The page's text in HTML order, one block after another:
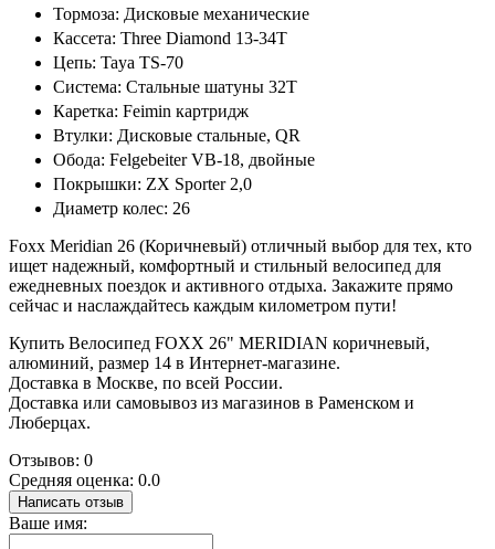
Тормоза: Дисковые механические
Кассета: Three Diamond 13-34T
Цепь: Taya TS-70
Система: Стальные шатуны 32T
Каретка: Feimin картридж
Втулки: Дисковые стальные, QR
Обода: Felgebeiter VB-18, двойные
Покрышки: ZX Sporter 2,0
Диаметр колес: 26
Foxx Meridian 26 (Коричневый) отличный выбор для тех, кто
ищет надежный, комфортный и стильный велосипед для
ежедневных поездок и активного отдыха. Закажите прямо
сейчас и наслаждайтесь каждым километром пути!
Купить Велосипед FOXX 26" MERIDIAN коричневый,
алюминий, размер 14 в Интернет-магазине.
Доставка в Москве, по всей России.
Доставка или самовывоз из магазинов в Раменском и
Люберцах.
Отзывов: 0
Средняя оценка: 0.0
Написать отзыв
Ваше имя: